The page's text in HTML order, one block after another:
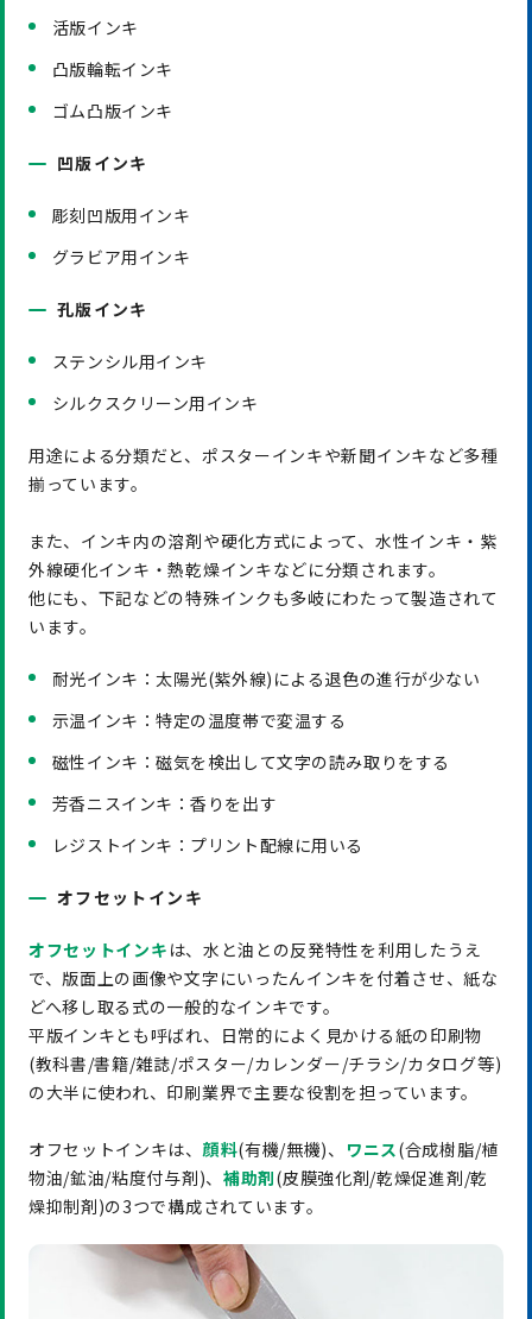
活版インキ
凸版輪転インキ
ゴム凸版インキ
凹版インキ
彫刻凹版用インキ
グラビア用インキ
孔版インキ
ステンシル用インキ
シルクスクリーン用インキ
用途による分類だと、ポスターインキや新聞インキなど多種
揃っています。
また、インキ内の溶剤や硬化方式によって、水性インキ・紫
外線硬化インキ・熱乾燥インキなどに分類されます。
他にも、下記などの特殊インクも多岐にわたって製造されて
います。
耐光インキ：太陽光(紫外線)による退色の進行が少ない
示温インキ：特定の温度帯で変温する
磁性インキ：磁気を検出して文字の読み取りをする
芳香ニスインキ：香りを出す
レジストインキ：プリント配線に用いる
オフセットインキ
オフセットインキ は、水と油との反発特性を利用したうえ
で、版面上の画像や文字にいったんインキを付着させ、紙な
どへ移し取る式の一般的なインキです。
平版インキとも呼ばれ、日常的によく見かける紙の印刷物
(教科書/書籍/雑誌/ポスター/カレンダー/チラシ/カタログ等)
の大半に使われ、印刷業界で主要な役割を担っています。
オフセットインキは、 顔料(有機/無機)、 ワニス(合成樹脂/植
物油/鉱油/粘度付与剤)、 補助剤(皮膜強化剤/乾燥促進剤/乾
燥抑制剤)の3つで構成されています。